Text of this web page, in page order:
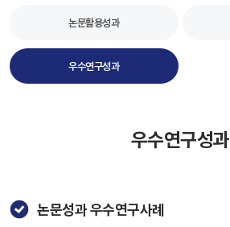
논문활용성과
우수연구성과
우수연구성과
논문성과 우수연구사례